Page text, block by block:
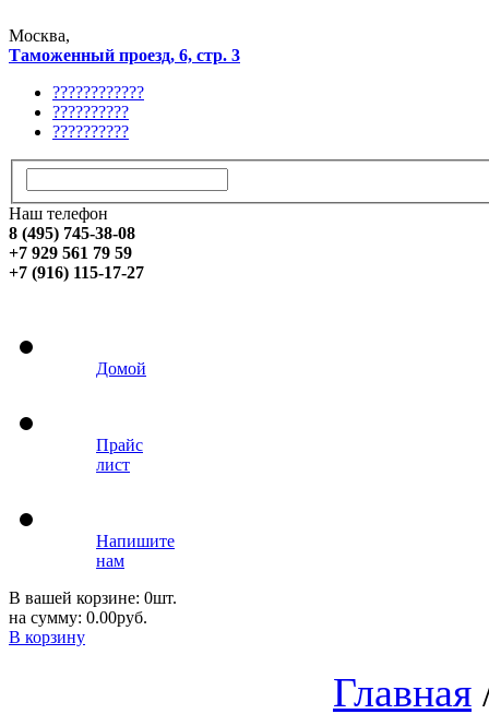
Москва,
Таможенный проезд, 6, стр. 3
????????????
??????????
??????????
Наш телефон
8 (495) 745-38-08
+7 929 561 79 59
+7 (916) 115-17-27
Домой
Прайс
лист
Напишите
нам
В вашей корзине: 0шт.
на сумму: 0.00руб.
В корзину
Главная